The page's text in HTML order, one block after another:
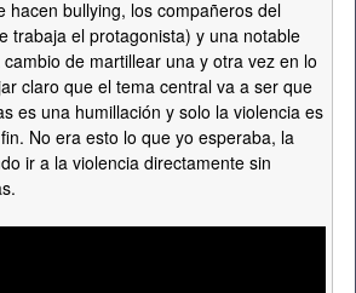
hacen bullying, los compañeros del
trabaja el protagonista) y una notable
de martillear una y otra vez en lo
claro que el tema central va a ser que
es una humillación y solo la violencia es
No era esto lo que yo esperaba, la
ir a la violencia directamente sin